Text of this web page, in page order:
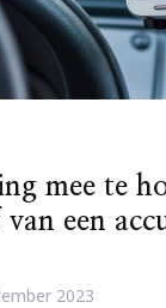
mee te
van een
2023